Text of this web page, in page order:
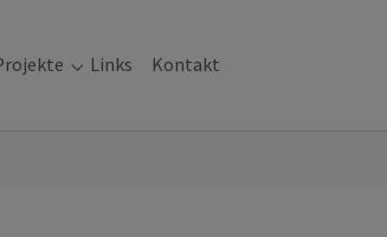
Submenu for "Projekte"
Links Kontakt